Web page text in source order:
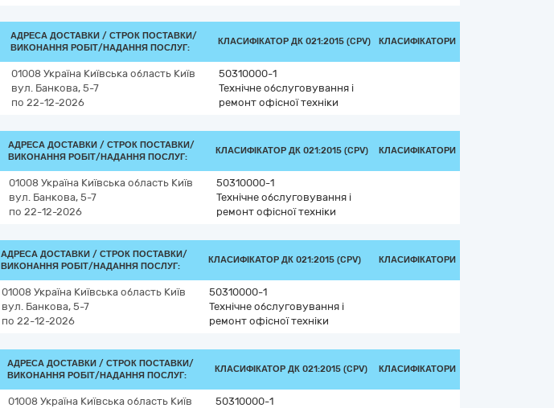
АДРЕСА ДОСТАВКИ / СТРОК ПОСТАВКИ/
ВИКОНАННЯ РОБІТ/НАДАННЯ ПОСЛУГ:
КЛАСИФІКАТОР ДК 021:2015 (CPV) КЛАСИФІКАТОРИ
01008 Україна Київська область Київ
вул. Банкова, 5-7
по 22-12-2026
50310000-1
Технічне обслуговування і
ремонт офісної техніки
АДРЕСА ДОСТАВКИ / СТРОК ПОСТАВКИ/
ВИКОНАННЯ РОБІТ/НАДАННЯ ПОСЛУГ:
КЛАСИФІКАТОР ДК 021:2015 (CPV) КЛАСИФІКАТОРИ
01008 Україна Київська область Київ
вул. Банкова, 5-7
по 22-12-2026
50310000-1
Технічне обслуговування і
ремонт офісної техніки
АДРЕСА ДОСТАВКИ / СТРОК ПОСТАВКИ/
ВИКОНАННЯ РОБІТ/НАДАННЯ ПОСЛУГ:
КЛАСИФІКАТОР ДК 021:2015 (CPV) КЛАСИФІКАТОРИ
01008 Україна Київська область Київ
вул. Банкова, 5-7
по 22-12-2026
50310000-1
Технічне обслуговування і
ремонт офісної техніки
АДРЕСА ДОСТАВКИ / СТРОК ПОСТАВКИ/
ВИКОНАННЯ РОБІТ/НАДАННЯ ПОСЛУГ:
КЛАСИФІКАТОР ДК 021:2015 (CPV) КЛАСИФІКАТОРИ
01008 Україна Київська область Київ
50310000-1